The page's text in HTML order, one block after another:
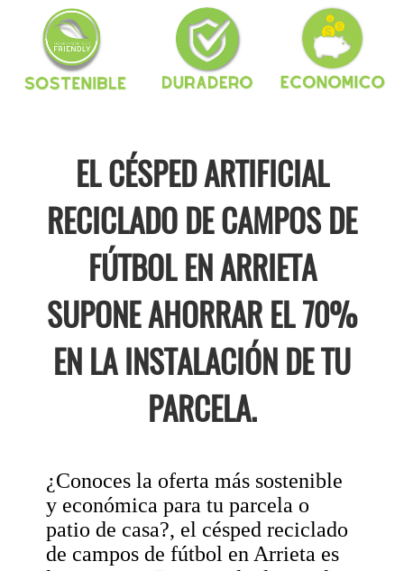
EL CÉSPED ARTIFICIAL
RECICLADO DE CAMPOS DE
FÚTBOL EN ARRIETA
SUPONE AHORRAR EL 70%
EN LA INSTALACIÓN DE TU
PARCELA.
¿Conoces la oferta más sostenible
y económica para tu parcela o
patio de casa?, el césped reciclado
de campos de fútbol en Arrieta es